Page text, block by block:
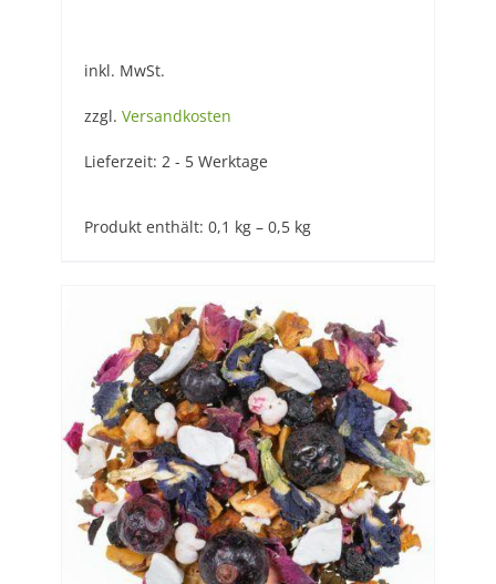
inkl. MwSt.
zzgl. Versandkosten
Lieferzeit: 2 - 5 Werktage
Produkt enthält: 0,1 kg – 0,5 kg